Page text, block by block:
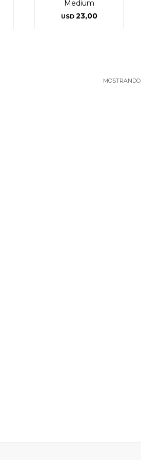
Medium
USD 23,00
MOSTRANDO